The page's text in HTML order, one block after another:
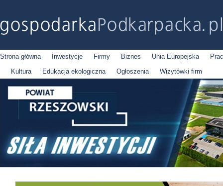
Strona główna Inwestycje Firmy Biznes Unia Europejska
Kultura
Edukacja ekologiczna Ogłoszenia Wizytówki firm